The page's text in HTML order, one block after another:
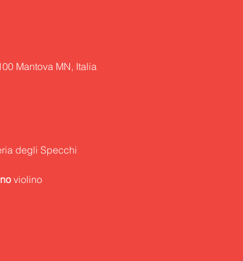
Mantova MN, Italia
violino